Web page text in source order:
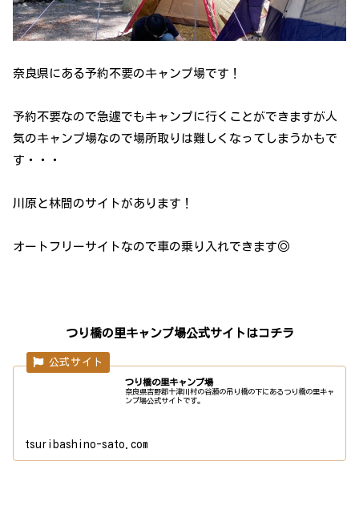
奈良県にある予約不要のキャンプ場です！
予約不要なので急遽でもキャンプに行くことができますが人
気のキャンプ場なので場所取りは難しくなってしまうかもで
す・・・
川原と林間のサイトがあります！
オートフリーサイトなので車の乗り入れできます◎
つり橋の里キャンプ場公式サイトはコチラ
つり橋の里キャンプ場
奈良県吉野郡十津川村の谷瀬の吊り橋の下にあるつり橋の里キャ
ンプ場公式サイトです。
tsuribashino-sato.com